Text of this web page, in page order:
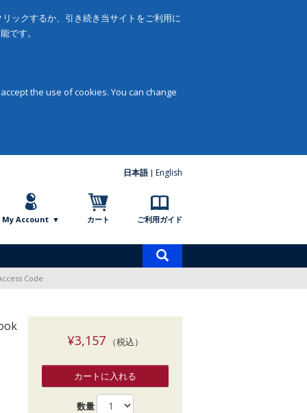
ックするか、引き続き当サイトをご利用に
です。
the use of cookies. You can change
日本語 English
My Account カート ご利用ガイド
索
Code
¥3,157（税込）
カートに入れる
数量